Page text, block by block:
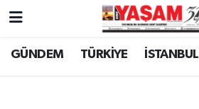
GÜNDEM TÜRKİYE İSTANBUL